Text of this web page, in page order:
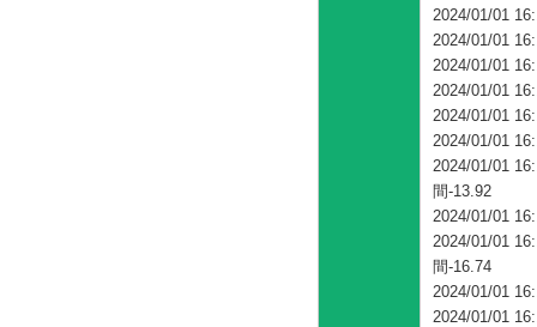
2024/01/01
2024/01/01
2024/01/01
2024/01/01
2024/01/01
2024/01/01
2024/01/01
間-13.92
2024/01/01
2024/01/01
間-16.74
2024/01/01
2024/01/01